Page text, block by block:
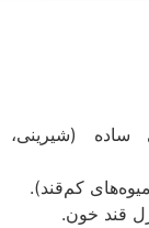
(شیرینی،
کم‌قند).
خون.